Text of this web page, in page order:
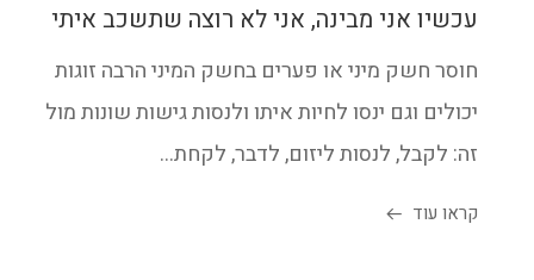
עכשיו אני מבינה, אני לא רוצה שתשכב איתי
חוסר חשק מיני או פערים בחשק המיני הרבה זוגות
יכולים וגם ינסו לחיות איתו ולנסות גישות שונות מול
זה: לקבל, לנסות ליזום, לדבר, לקחת...
קראו עוד